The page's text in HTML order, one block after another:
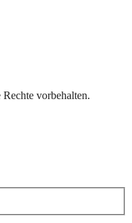
vorbehalten.